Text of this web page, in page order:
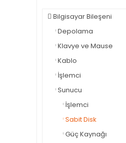
Bilgisayar Bileşeni
Depolama
Klavye ve Mause
Kablo
İşlemci
Sunucu
İşlemci
Sabit Disk
Güç Kaynağı